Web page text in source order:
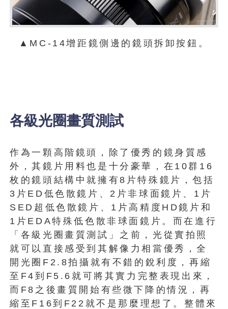
▲MC-14增距鏡側邊的鏡頭拆卸按鈕。
各級光圈畫質測試
作為一顆高階鏡頭，除了優秀的鏡身質感
外，其鏡片用料也是十分豪華，在10群16
枚的鏡頭結構中就擁有8片特殊鏡片，包括
3片ED低色散鏡片、2片非球面鏡片、1片
SED超低色散鏡片、1片高精度HD鏡片和
1片EDA特殊低色散非球面鏡片。而在進行
「各級光圈畫質測試」之前，光從實拍照
就可以直接感受到其解像力相當優秀，全
開光圈F2.8拍攝就有不錯的銳利度，再縮
至F4到F5.6就可將其實力完整表現出來，
而F8之後畫質開始有些微下降的情況，再
縮至F16到F22就不是那麼理想了。整體來